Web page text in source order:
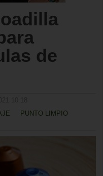
de
PUNTO LIMPIO